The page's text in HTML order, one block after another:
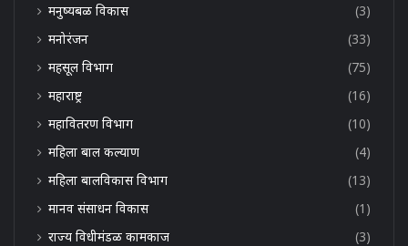
मनुष्यबळ विकास
(3)
मनोरंजन
(33)
महसूल विभाग
(75)
महाराष्ट्र
(16)
महावितरण विभाग
(10)
महिला बाल कल्याण
(4)
महिला बालविकास विभाग
(13)
मानव संसाधन विकास
(1)
राज्य विधीमंडळ कामकाज
(3)